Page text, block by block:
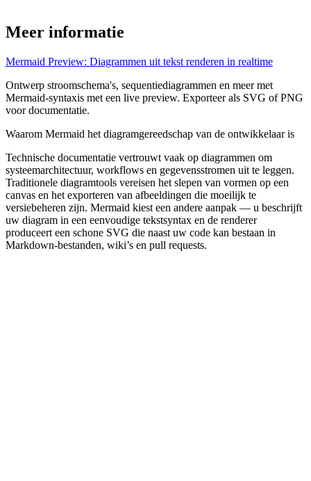
Meer informatie
Mermaid Preview: Diagrammen uit tekst renderen in realtime
Ontwerp stroomschema's, sequentiediagrammen en meer met
Mermaid-syntaxis met een live preview. Exporteer als SVG of PNG
voor documentatie.
Waarom Mermaid het diagramgereedschap van de ontwikkelaar is
Technische documentatie vertrouwt vaak op diagrammen om
systeemarchitectuur, workflows en gegevensstromen uit te leggen.
Traditionele diagramtools vereisen het slepen van vormen op een
canvas en het exporteren van afbeeldingen die moeilijk te
versiebeheren zijn. Mermaid kiest een andere aanpak — u beschrijft
uw diagram in een eenvoudige tekstsyntax en de renderer
produceert een schone SVG die naast uw code kan bestaan in
Markdown-bestanden, wiki’s en pull requests.